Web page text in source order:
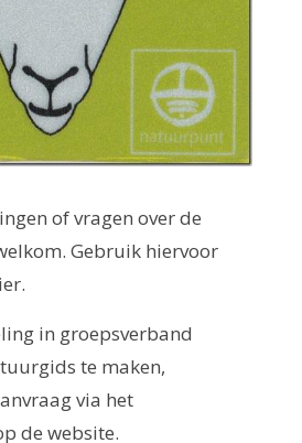
of vragen over de
Gebruik hiervoor
in groepsverband
te maken,
via het
de website.